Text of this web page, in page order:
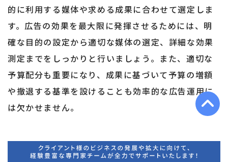
的に利用する媒体や求める成果に合わせて選定しま
す。広告の効果を最大限に発揮させるためには、明
確な目的の設定から適切な媒体の選定、詳細な効果
測定までをしっかりと行いましょう。また、適切な
予算配分も重要になり、成果に基づいて予算の増額
や撤退する基準を設けることも効率的な広告運用に
は欠かせません。